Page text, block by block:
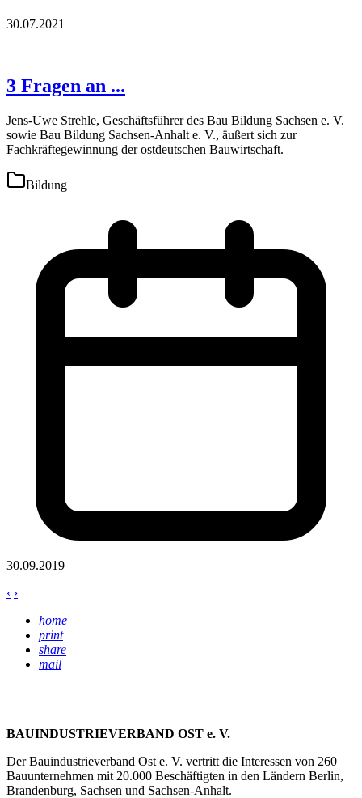
30.07.2021
3 Fragen an ...
Jens-Uwe Strehle, Geschäftsführer des Bau Bildung Sachsen e. V.
sowie Bau Bildung Sachsen-Anhalt e. V., äußert sich zur
Fachkräftegewinnung der ostdeutschen Bauwirtschaft.
Bildung
30.09.2019
‹ ›
home
print
share
mail
BAUINDUSTRIEVERBAND OST e. V.
Der Bauindustrieverband Ost e. V. vertritt die Interessen von 260
Bauunternehmen mit 20.000 Beschäftigten in den Ländern Berlin,
Brandenburg, Sachsen und Sachsen-Anhalt.